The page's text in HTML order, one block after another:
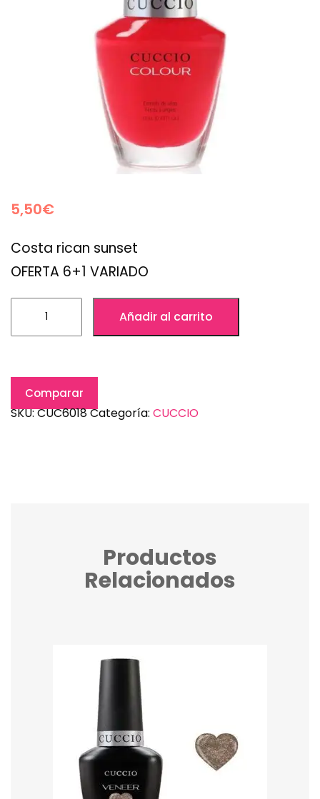
5,50€
Costa rican sunset
OFERTA 6+1 VARIADO
Añadir al carrito
Comparar
SKU:CUC6018Categoría: CUCCIO
Productos
Relacionados